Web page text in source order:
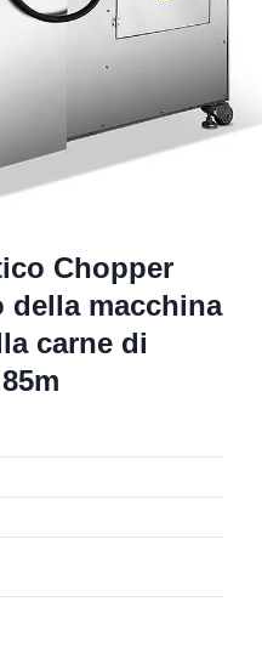
Chopper
della macchina
carne di